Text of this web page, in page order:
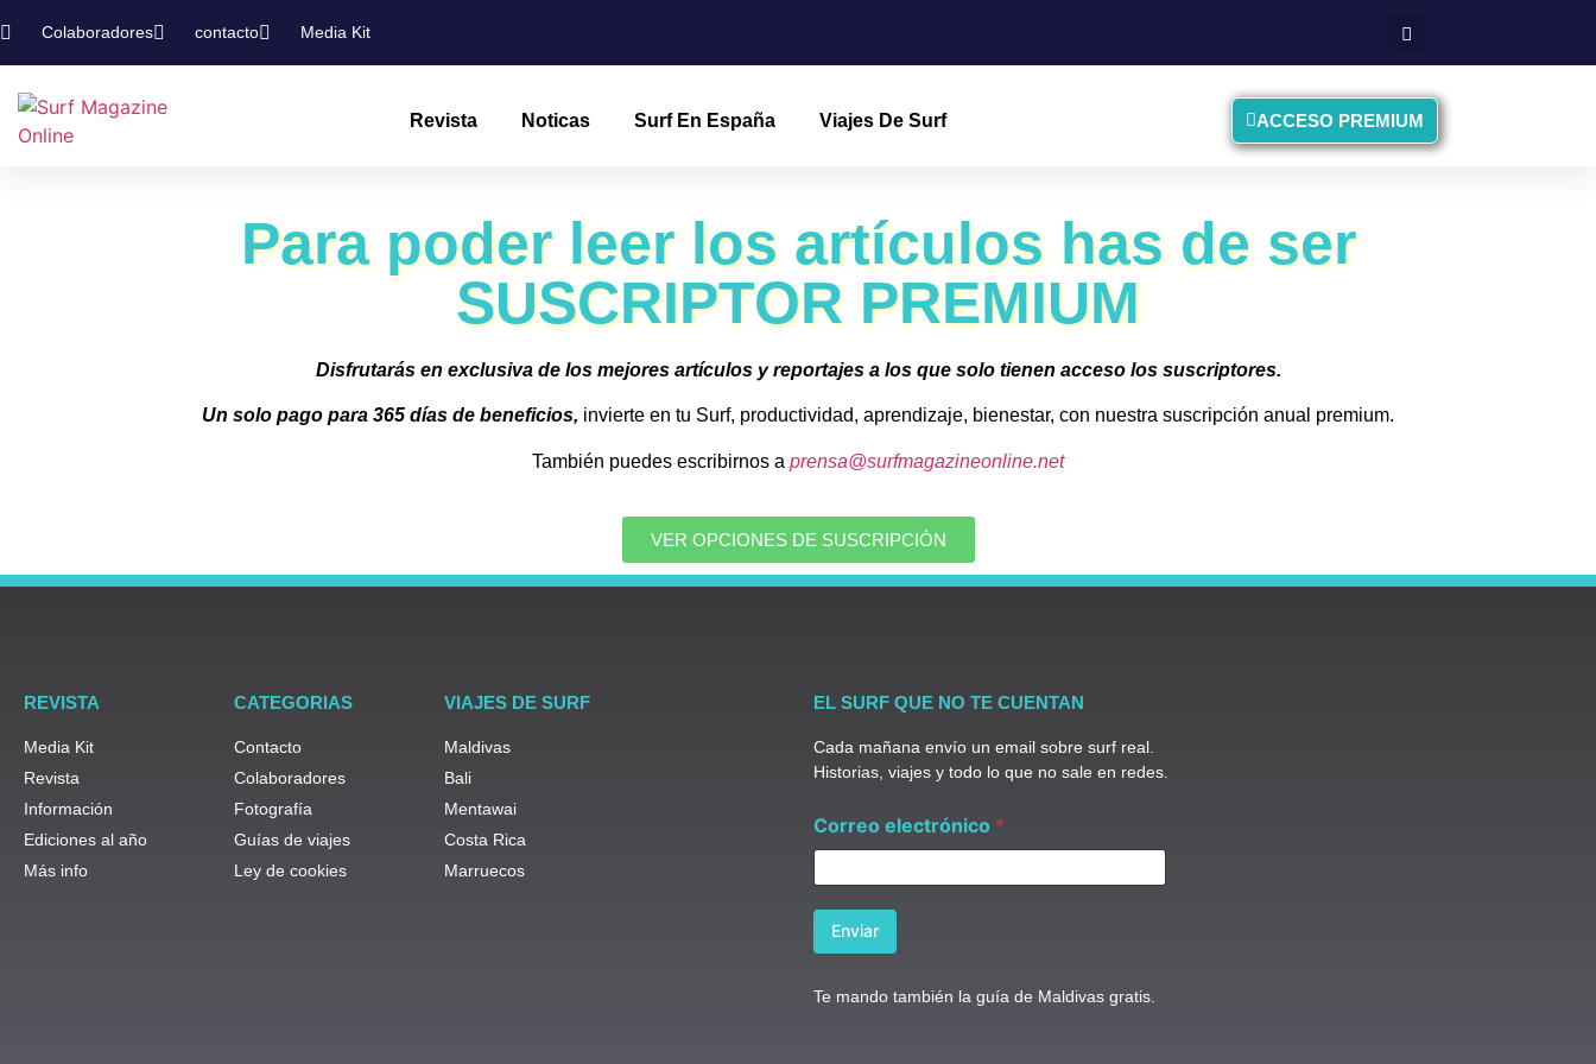
Colaboradores contacto Media Kit
Revista Noticas Surf En España Viajes De Surf ACCESO PREMIUM
Para poder leer los artículos has de ser
SUSCRIPTOR PREMIUM
Disfrutarás en exclusiva de los mejores artículos y reportajes a los que solo tienen acceso los suscriptores.
Un solo pago para 365 días de beneficios, invierte en tu Surf, productividad, aprendizaje, bienestar, con nuestra suscripción anual premium.
También puedes escribirnos a prensa@surfmagazineonline.net
VER OPCIONES DE SUSCRIPCIÓN
REVISTA
Media Kit
Revista
Información
Ediciones al año
Más info
CATEGORIAS
Contacto
Colaboradores
Fotografía
Guías de viajes
Ley de cookies
VIAJES DE SURF
Maldivas
Bali
Mentawai
Costa Rica
Marruecos
EL SURF QUE NO TE CUENTAN
Cada mañana envío un email sobre surf real.
Historias, viajes y todo lo que no sale en redes.
l
e
r
i
c
Correo electrónico *
Enviar
Te mando también la guía de Maldivas gratis.